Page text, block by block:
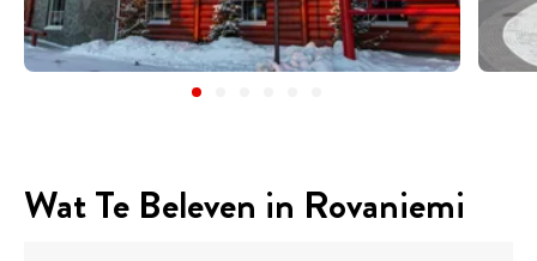
Wat Te Beleven in Rovaniemi